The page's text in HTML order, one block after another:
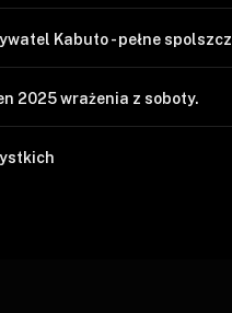
Kabuto - pełne
2025 wrażenia z soboty.